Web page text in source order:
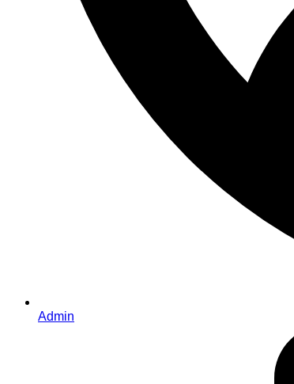
Admin